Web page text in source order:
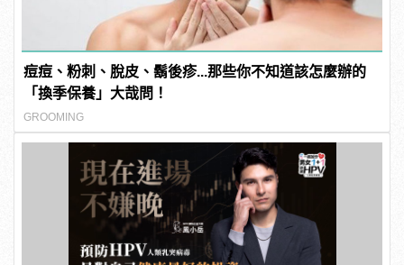
痘痘、粉刺、脫皮、鬍後疹...那些你不知道該怎麼辦的
「換季保養」大哉問！
GROOMING